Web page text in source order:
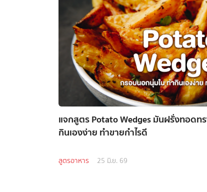
แจกสูตร Potato Wedges มันฝรั่งทอดท
กินเองง่าย ทำขายกำไรดี
สูตรอาหาร 25 มิ.ย. 69